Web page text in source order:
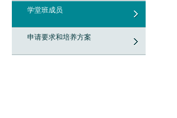
学堂班成员
申请要求和培养方案